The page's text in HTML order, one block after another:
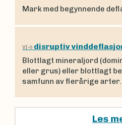
Mark med begynnende
VI-¤ disruptiv
Blottlagt mineraljord
eller grus) eller blottlagt
samfunn av flerårige arter.
Les